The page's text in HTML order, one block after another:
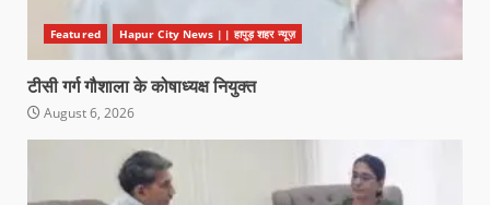
Featured Hapur City News || हापुड़ शहर न्यूज़
टीसी गर्ग गौशाला के कोषाध्यक्ष नियुक्त
August 6, 2026